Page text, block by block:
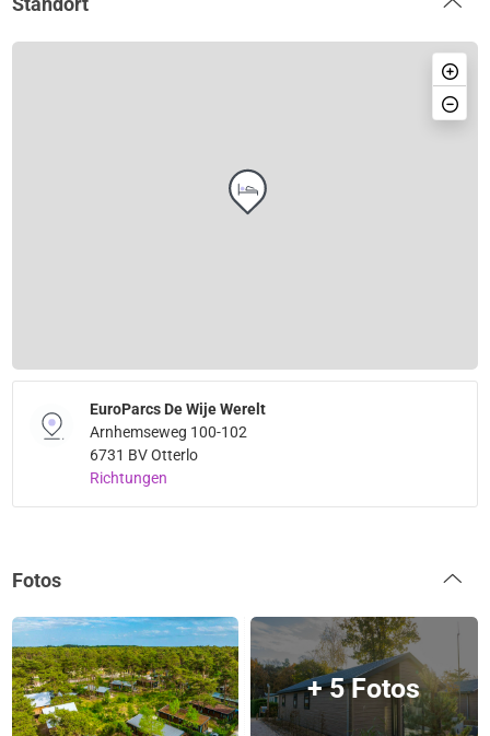
EuroParcs De Wije Werelt
Arnhemseweg 100-102
6731 BV Otterlo
Richtungen
Fotos
+ 5 Fotos